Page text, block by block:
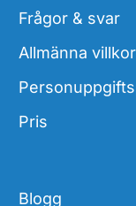
Frågor & svar
Allmänna villkor
Pris
Blogg